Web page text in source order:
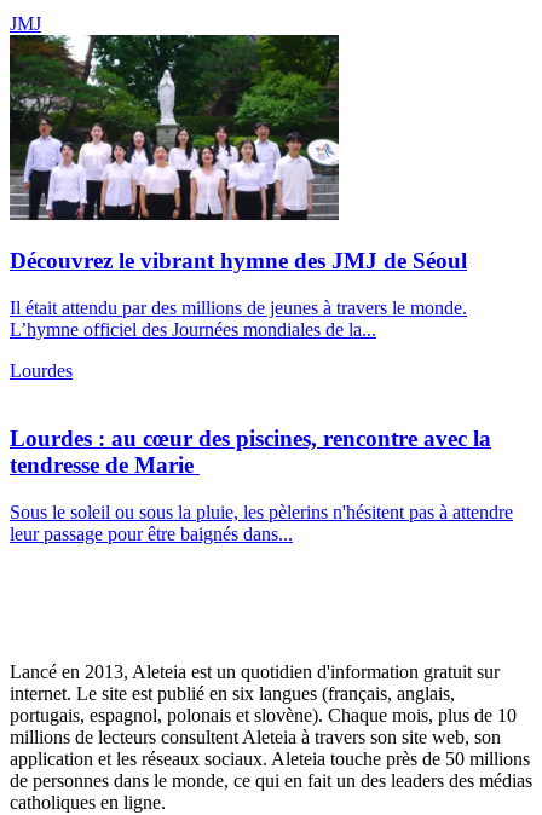
JMJ
Découvrez le vibrant hymne des JMJ de Séoul
Il était attendu par des millions de jeunes à travers le monde.
L’hymne officiel des Journées mondiales de la...
Lourdes
Lourdes : au cœur des piscines, rencontre avec la
tendresse de Marie
Sous le soleil ou sous la pluie, les pèlerins n'hésitent pas à attendre
leur passage pour être baignés dans...
Lancé en 2013, Aleteia est un quotidien d'information gratuit sur
internet. Le site est publié en six langues (français, anglais,
portugais, espagnol, polonais et slovène). Chaque mois, plus de 10
millions de lecteurs consultent Aleteia à travers son site web, son
application et les réseaux sociaux. Aleteia touche près de 50 millions
de personnes dans le monde, ce qui en fait un des leaders des médias
catholiques en ligne.